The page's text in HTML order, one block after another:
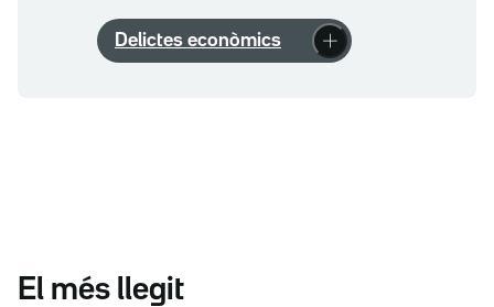
Delictes econòmics
El més llegit